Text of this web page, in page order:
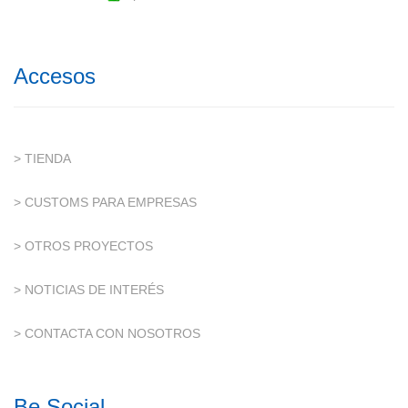
Accesos
> TIENDA
> CUSTOMS PARA EMPRESAS
> OTROS PROYECTOS
> NOTICIAS DE INTERÉS
> CONTACTA CON NOSOTROS